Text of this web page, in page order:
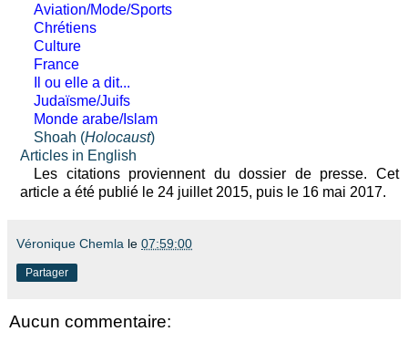
Aviation/Mode/Sports
Chrétiens
Culture
France
Il ou elle a dit...
Judaïsme/Juifs
Monde arabe/Islam
Shoah (Holocaust)
Articles in English
Les citations proviennent du dossier de presse. Cet
article a été publié le 24 juillet 2015, puis le 16 mai 2017.
Véronique Chemla le 07:59:00
Partager
Aucun commentaire: